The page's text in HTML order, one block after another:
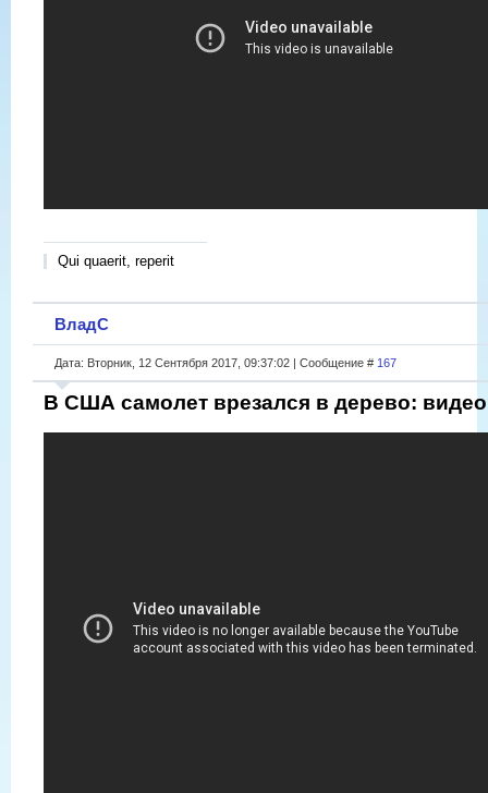
Qui quaerit, reperit
ВладС
Дата: Вторник, 12 Сентября 2017, 09:37:02 | Сообщение # 167
В США самолет врезался в дерево: видео